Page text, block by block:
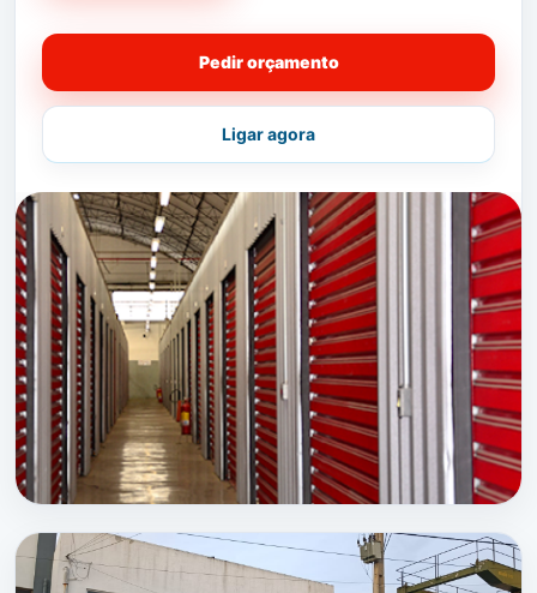
Peça já cotação da suaOKBOX!
Vantagem suplementar
para quem precisa de um
espaço pelo motivo de
Mudanças de HabitaçãoouMudanças de
Escritórioestá no sitio certo, a falar com as
pessoas certas!
OKMUDANÇASa sua empresa de Mudanças
Para as várias tipologias de serviços e desafios
que nos são exigidos, devido à nossa vasta
experiência, conseguimos aliar os meios
humanos, materiais e técnicos, que melhor
respondem às necessidades individuais de cada
cliente.
SERVIÇOS RELACIONADOS:
OKBOX
Pedir orçamento
Ligar agora